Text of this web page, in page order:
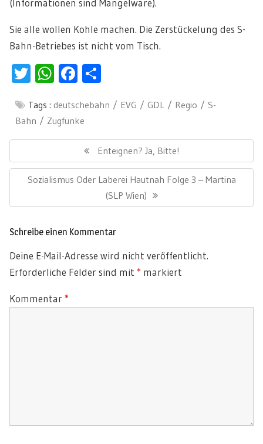
Sie alle wollen Kohle machen. Die Zerstückelung des S-
Bahn-Betriebes ist nicht vom Tisch.
Twitter
WhatsApp
Facebook
Tags : deutschebahn EVG GDL Regio
S-
Bahn
Zugfunke
Previous
Post:
Enteignen? Ja, Bitte!
Next
Sozialismus Oder Laberei Hautnah Folge 3 – Martina
(SLP Wien)
Schreibe einen Kommentar
Deine E-Mail-Adresse wird nicht veröffentlicht.
Erforderliche Felder sind mit * markiert
Kommentar *